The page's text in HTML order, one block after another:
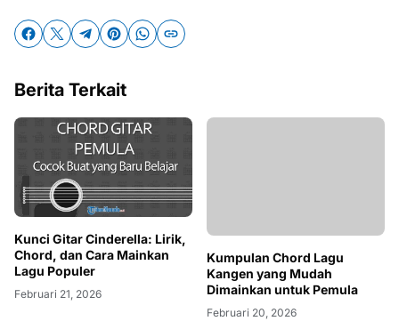
Berita Terkait
Kunci Gitar Cinderella: Lirik,
Chord, dan Cara Mainkan
Lagu Populer
Februari 21, 2026
Kumpulan Chord Lagu
Kangen yang Mudah
Dimainkan untuk Pemula
Februari 20, 2026